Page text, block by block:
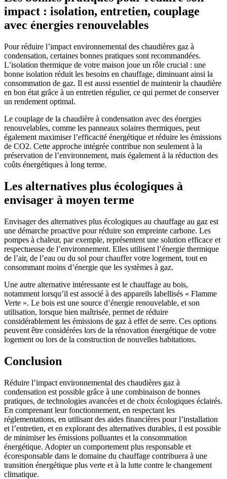
impact : isolation, entretien, couplage
avec énergies renouvelables
Pour réduire l’impact environnemental des chaudières gaz à
condensation, certaines bonnes pratiques sont recommandées.
L’isolation thermique de votre maison joue un rôle crucial : une
bonne isolation réduit les besoins en chauffage, diminuant ainsi la
consommation de gaz. Il est aussi essentiel de maintenir la chaudière
en bon état grâce à un entretien régulier, ce qui permet de conserver
un rendement optimal.
Le couplage de la chaudière à condensation avec des énergies
renouvelables, comme les panneaux solaires thermiques, peut
également maximiser l’efficacité énergétique et réduire les émissions
de CO2. Cette approche intégrée contribue non seulement à la
préservation de l’environnement, mais également à la réduction des
coûts énergétiques à long terme.
Les alternatives plus écologiques à
envisager à moyen terme
Envisager des alternatives plus écologiques au chauffage au gaz est
une démarche proactive pour réduire son empreinte carbone. Les
pompes à chaleur, par exemple, représentent une solution efficace et
respectueuse de l’environnement. Elles utilisent l’énergie thermique
de l’air, de l’eau ou du sol pour chauffer votre logement, tout en
consommant moins d’énergie que les systèmes à gaz.
Une autre alternative intéressante est le chauffage au bois,
notamment lorsqu’il est associé à des appareils labellisés « Flamme
Verte ». Le bois est une source d’énergie renouvelable, et son
utilisation, lorsque bien maîtrisée, permet de réduire
considérablement les émissions de gaz à effet de serre. Ces options
peuvent être considérées lors de la rénovation énergétique de votre
logement ou lors de la construction de nouvelles habitations.
Conclusion
Réduire l’impact environnemental des chaudières gaz à
condensation est possible grâce à une combinaison de bonnes
pratiques, de technologies avancées et de choix écologiques éclairés.
En comprenant leur fonctionnement, en respectant les
réglementations, en utilisant des aides financières pour l’installation
et l’entretien, et en explorant des alternatives durables, il est possible
de minimiser les émissions polluantes et la consommation
énergétique. Adopter un comportement plus responsable et
écoresponsable dans le domaine du chauffage contribuera à une
transition énergétique plus verte et à la lutte contre le changement
climatique.